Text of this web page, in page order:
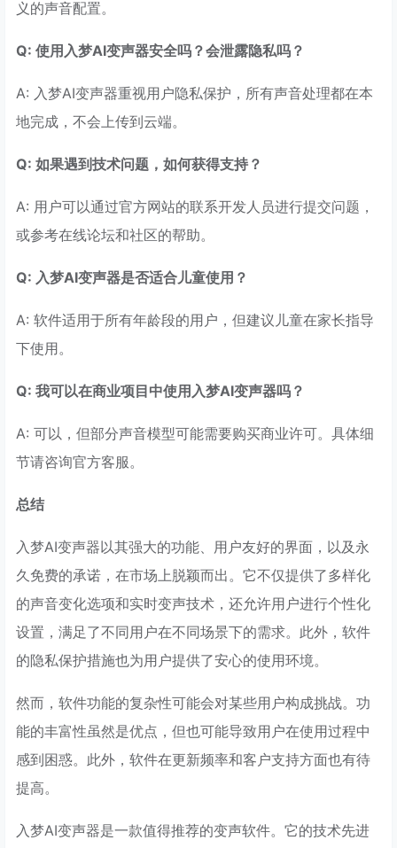
义的声音配置。
Q: 使用入梦AI变声器安全吗？会泄露隐私吗？
A: 入梦AI变声器重视用户隐私保护，所有声音处理都在本
地完成，不会上传到云端。
Q: 如果遇到技术问题，如何获得支持？
A: 用户可以通过官方网站的联系开发人员进行提交问题，
或参考在线论坛和社区的帮助。
Q: 入梦AI变声器是否适合儿童使用？
A: 软件适用于所有年龄段的用户，但建议儿童在家长指导
下使用。
Q: 我可以在商业项目中使用入梦AI变声器吗？
A: 可以，但部分声音模型可能需要购买商业许可。具体细
节请咨询官方客服。
总结
入梦AI变声器以其强大的功能、用户友好的界面，以及永
久免费的承诺，在市场上脱颖而出。它不仅提供了多样化
的声音变化选项和实时变声技术，还允许用户进行个性化
设置，满足了不同用户在不同场景下的需求。此外，软件
的隐私保护措施也为用户提供了安心的使用环境。
然而，软件功能的复杂性可能会对某些用户构成挑战。功
能的丰富性虽然是优点，但也可能导致用户在使用过程中
感到困惑。此外，软件在更新频率和客户支持方面也有待
提高。
入梦AI变声器是一款值得推荐的变声软件。它的技术先进